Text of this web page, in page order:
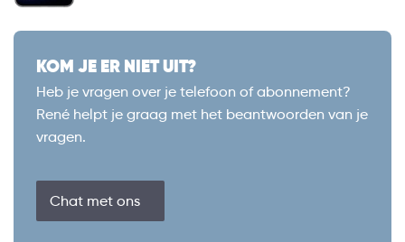
KOM JE ER NIET UIT?
Heb je vragen over je telefoon of abonnement?
René helpt je graag met het beantwoorden van je
vragen.
Chat met ons